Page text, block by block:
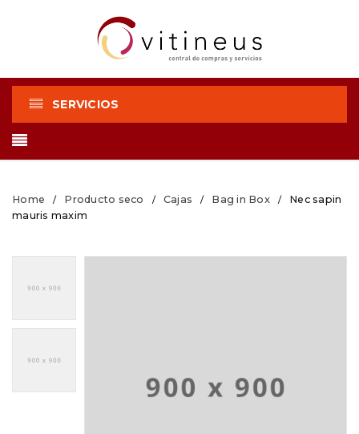
SERVICIOS
Home / Producto seco / Cajas / Bag in Box /
Nec sapin
mauris maxim